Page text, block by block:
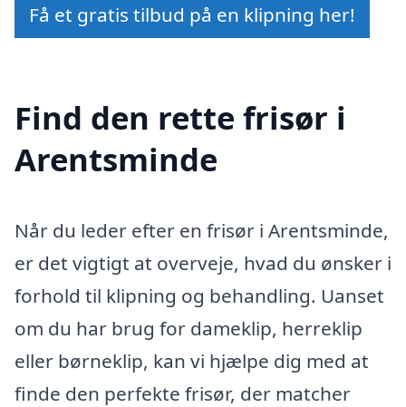
Få et gratis tilbud på en klipning her!
Find den rette frisør i
Arentsminde
Når du leder efter en frisør i Arentsminde,
er det vigtigt at overveje, hvad du ønsker i
forhold til klipning og behandling. Uanset
om du har brug for dameklip, herreklip
eller børneklip, kan vi hjælpe dig med at
finde den perfekte frisør, der matcher